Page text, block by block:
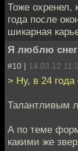
Тоже охренел,
года после
шикарная
Я люблю снег
#10 | 14.03.12
> Ну, в 24
Талантливым
А по теме
какими же